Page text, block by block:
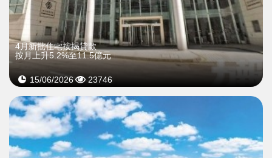
4月新批住宅按揭貸款
按月上升5.2%至11.5億元
15/06/2026 23746